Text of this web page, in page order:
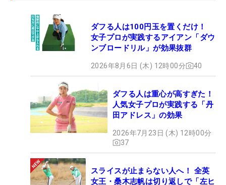
ダフる人は100円玉を置くだけ！
女子プロが実践するアイアン「ダウ
ンブロードリル」が効果抜群
2026年8月6日 (木) 12時00分 40
ダフる人は重心が高すぎた！
人気女子プロが実践する「丹
田アドレス」の効果
2026年7月23日 (木) 12時00分
37
スライスが止まらない人へ！ 全英
女王・桑木志帆は切り返しで「左ヒ